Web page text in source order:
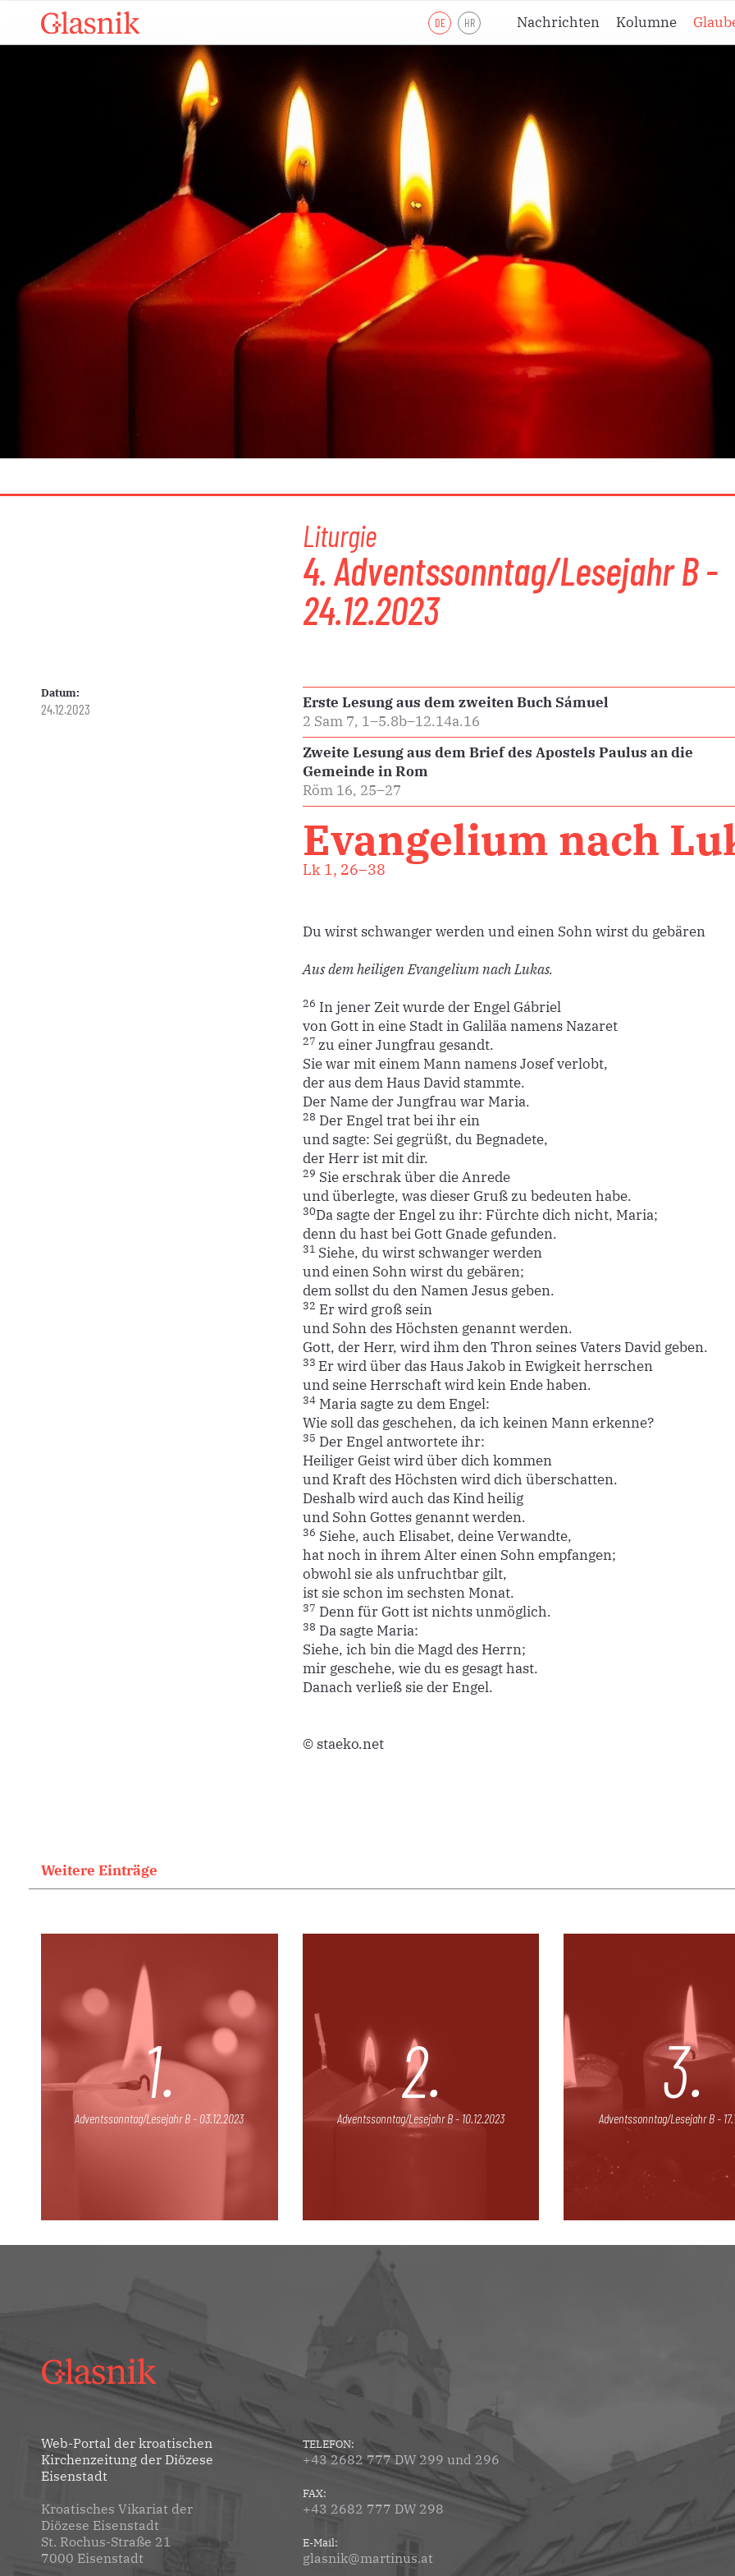
DE HR Nachrichten Kolumne
Liturgie
4. Adventssonntag/Lesejahr B -
24.12.2023
Datum:
24.12.2023
Erste Lesung aus dem zweiten Buch Sámuel
2 Sam 7, 1–5.8b–12.14a.16
Zweite Lesung aus dem Brief des Apostels Paulus an die
Gemeinde in Rom
Röm 16, 25–27
Evangelium nach
Lk 1, 26–38
Du wirst schwanger werden und einen Sohn wirst du gebären
Aus dem heiligen Evangelium nach Lukas.
26 In jener Zeit wurde der Engel Gábriel
von Gott in eine Stadt in Galiläa namens Nazaret
27 zu einer Jungfrau gesandt.
Sie war mit einem Mann namens Josef verlobt,
der aus dem Haus David stammte.
Der Name der Jungfrau war Maria.
28 Der Engel trat bei ihr ein
und sagte: Sei gegrüßt, du Begnadete,
der Herr ist mit dir.
29 Sie erschrak über die Anrede
und überlegte, was dieser Gruß zu bedeuten habe.
30Da sagte der Engel zu ihr: Fürchte dich nicht, Maria;
denn du hast bei Gott Gnade gefunden.
31 Siehe, du wirst schwanger werden
und einen Sohn wirst du gebären;
dem sollst du den Namen Jesus geben.
32 Er wird groß sein
und Sohn des Höchsten genannt werden.
Gott, der Herr, wird ihm den Thron seines Vaters David geben.
33 Er wird über das Haus Jakob in Ewigkeit herrschen
und seine Herrschaft wird kein Ende haben.
34Maria sagte zu dem Engel:
Wie soll das geschehen, da ich keinen Mann erkenne?
35 Der Engel antwortete ihr:
Heiliger Geist wird über dich kommen
und Kraft des Höchsten wird dich überschatten.
Deshalb wird auch das Kind heilig
und Sohn Gottes genannt werden.
36 Siehe, auch Elisabet, deine Verwandte,
hat noch in ihrem Alter einen Sohn empfangen;
obwohl sie als unfruchtbar gilt,
ist sie schon im sechsten Monat.
37 Denn für Gott ist nichts unmöglich.
38 Da sagte Maria:
Siehe, ich bin die Magd des Herrn;
mir geschehe, wie du es gesagt hast.
Danach verließ sie der Engel.
© staeko.net
Weitere Einträge
1.
Adventssonntag/Lesejahr B - 03.12.2023
2.
Adventssonntag/Lesejahr B - 10.12.2023
3.
Adventssonntag/Lesejahr B -
Web-Portal der kroatischen
Kirchenzeitung der Diözese
Eisenstadt
Kroatisches Vikariat der
Diözese Eisenstadt
St. Rochus-Straße 21
7000 Eisenstadt
TELEFON:
+43 2682 777 DW 299 und 296
FAX:
+43 2682 777 DW 298
E-Mail:
glasnik@martinus.at